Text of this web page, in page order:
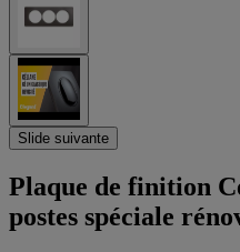
Slide suivante
Plaque de finition
postes spéciale